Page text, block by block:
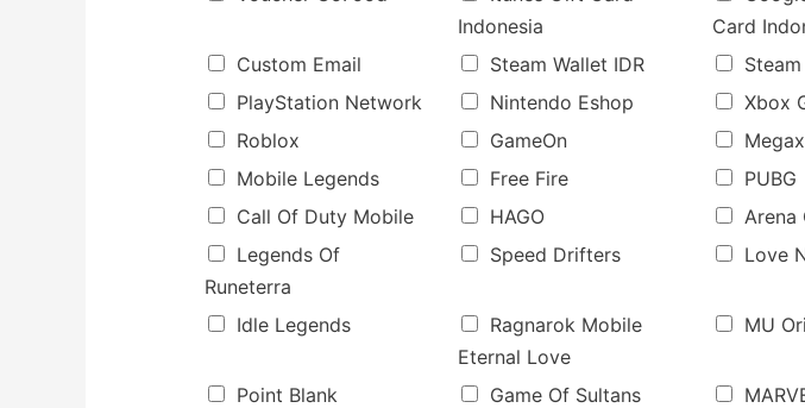
Indonesia
Card
Custom Email
Steam Wallet IDR
PlayStation Network
Nintendo Eshop
Xbox
Roblox
GameOn
Mobile Legends
Free Fire
PUBG
Call Of Duty Mobile
HAGO
Arena
Legends Of
Runeterra
Speed Drifters Love
Idle Legends
Ragnarok Mobile
Eternal Love
MU
Point Blank Game Of Sultans